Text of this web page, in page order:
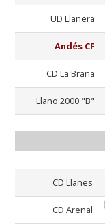
UD Llanera
Andés CF
CD La Braña
Llano 2000 "B"
CD Llanes
CD Arenal